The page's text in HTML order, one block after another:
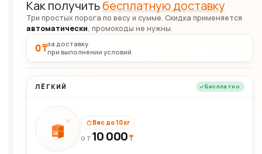
Как получитьбесплатную доставку
Три простых порога по весу и сумме. Скидка применяется
автоматически, промокоды не нужны.
0 ₸за доставку
при выполнении условий
ЛЁГКИЙ Бесплатно
10кг
Вес до 10 кг
ОТ 10 000₸